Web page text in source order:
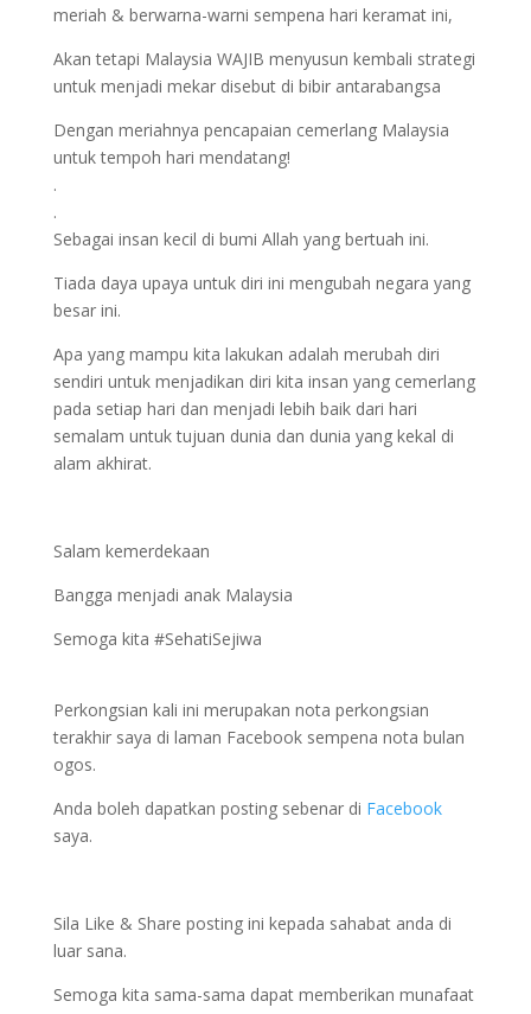
meriah & berwarna-warni sempena hari keramat ini,
Akan tetapi Malaysia WAJIB menyusun kembali strategi
untuk menjadi mekar disebut di bibir antarabangsa
Dengan meriahnya pencapaian cemerlang Malaysia
untuk tempoh hari mendatang!
.
.
Sebagai insan kecil di bumi Allah yang bertuah ini.
Tiada daya upaya untuk diri ini mengubah negara yang
besar ini.
Apa yang mampu kita lakukan adalah merubah diri
sendiri untuk menjadikan diri kita insan yang cemerlang
pada setiap hari dan menjadi lebih baik dari hari
semalam untuk tujuan dunia dan dunia yang kekal di
alam akhirat.
Salam kemerdekaan
Bangga menjadi anak Malaysia
Semoga kita #SehatiSejiwa
Perkongsian kali ini merupakan nota perkongsian
terakhir saya di laman Facebook sempena nota bulan
ogos.
Anda boleh dapatkan posting sebenar di Facebook
saya.
Sila Like & Share posting ini kepada sahabat anda di
luar sana.
Semoga kita sama-sama dapat memberikan munafaat